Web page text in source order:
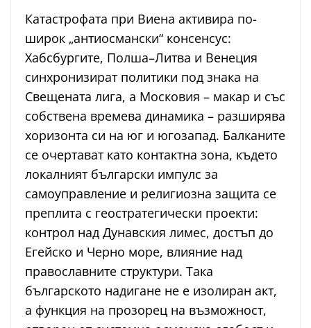
Катастрофата при Виена активира по-
широк „антиосмански“ консенсус:
Хабсбургите, Полша–Литва и Венеция
синхронизират политики под знака на
Свещената лига, а Московия – макар и със
собствена времева динамика – разширява
хоризонта си на юг и югозапад. Балканите
се очертават като контактна зона, където
локалният български импулс за
самоуправление и религиозна защита се
преплита с геостратегически проекти:
контрол над Дунавския лимес, достъп до
Егейско и Черно море, влияние над
православните структури. Така
българското надигане не е изолиран акт,
а функция на прозорец на възможност,